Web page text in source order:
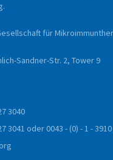
für
Sandner-Str. 2, Tower 9
3040
3041 oder 0043 - (0) - 1 -